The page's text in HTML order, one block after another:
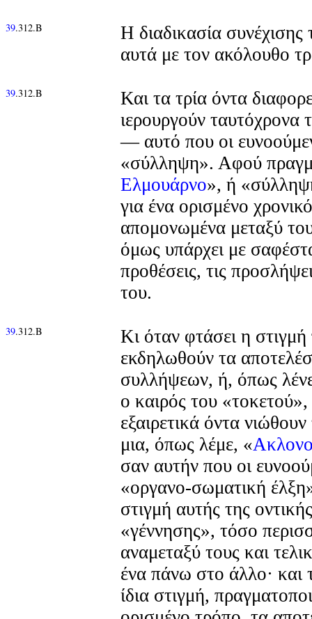
39.312.Β
Η διαδικασία συνέχισης
αυτά με τον ακόλουθο
39.312.Β
Και τα τρία όντα
ιερουργούν ταυτόχρονα
— αυτό που οι
«σύλληψη». Αφού
Ελμουάρνο», ή
για ένα ορισμένο
απομονωμένα μεταξύ
όμως υπάρχει με
προθέσεις, τις
του.
39.312.Β
Κι όταν φτάσει η
εκδηλωθούν τα
συλλήψεων, ή, όπως
ο καιρός του «τοκετού»,
εξαιρετικά όντα
μια, όπως λέμε, «
σαν αυτήν που οι
«οργανο-σωματική
στιγμή αυτής της
«γέννησης», τόσο
αναμεταξύ τους και
ένα πάνω στο άλλο· και
ίδια στιγμή,